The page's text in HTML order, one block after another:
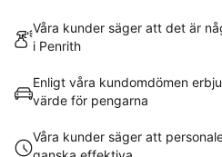
Våra kunder säger att det är
i Penrith
Enligt våra kundomdömen
värde för pengarna
Våra kunder säger att